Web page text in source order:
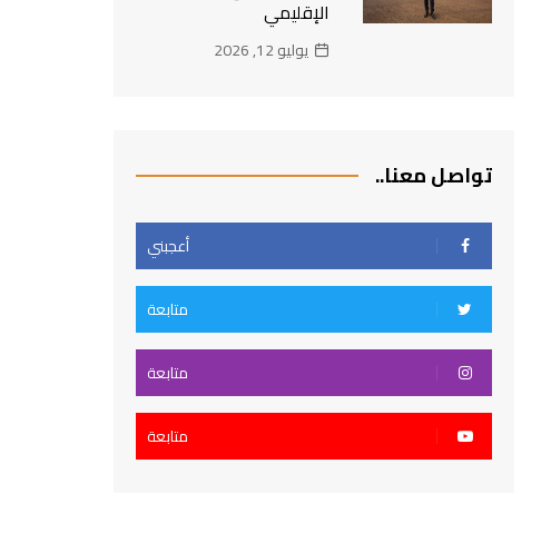
الإقليمي
يوليو 12, 2026
تواصل معنا..
أعجبني
متابعة
متابعة
متابعة